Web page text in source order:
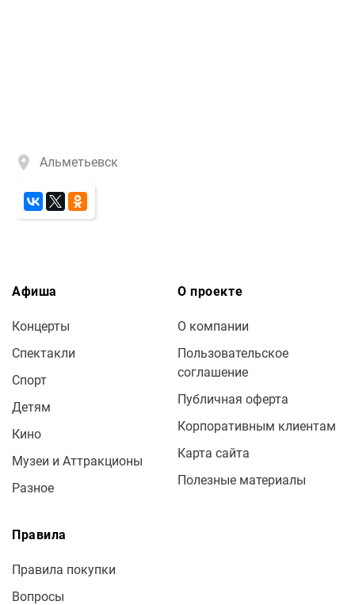
Альметьевск
Афиша
Концерты
Спектакли
Спорт
Детям
Кино
Музеи и Аттракционы
Разное
О проекте
О компании
Пользовательское
соглашение
Публичная оферта
Корпоративным клиентам
Карта сайта
Полезные материалы
Правила
Правила покупки
Вопросы